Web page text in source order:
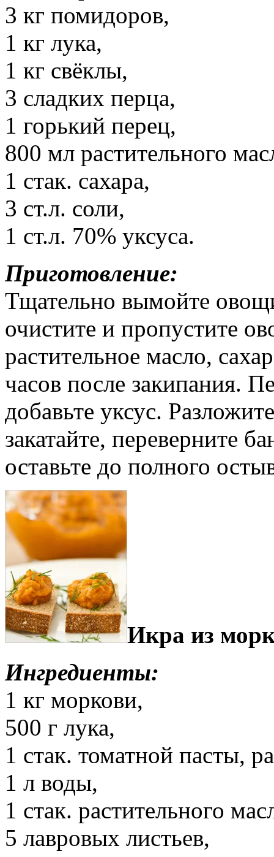
3 кг помидоров,
1 кг лука,
1 кг свёклы,
3 сладких перца,
1 горький перец,
800 мл растительного
1 стак. сахара,
3 ст.л. соли,
1 ст.л. 70% уксуса.
Приготовление:
Тщательно вымойте
очистите и пропустите
растительное масло,
часов после закипания.
добавьте уксус.
закатайте, переверните
оставьте до полного
Икра из
Ингредиенты:
1 кг моркови,
500 г лука,
1 стак. томатной пасты,
1 л воды,
1 стак. растительного
5 лавровых листьев,